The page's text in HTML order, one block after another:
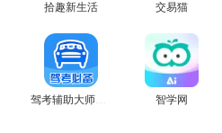
拾趣新生活 交易猫
智学网